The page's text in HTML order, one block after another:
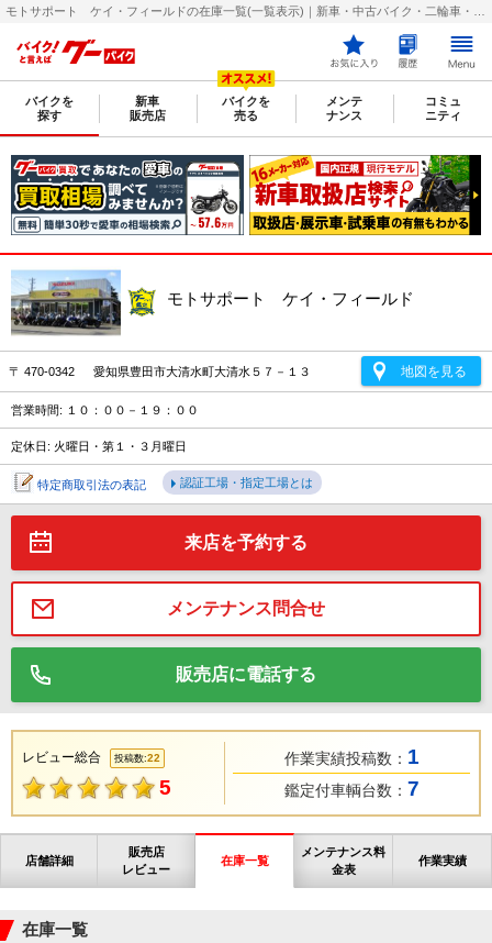
バイクを
探す
新車
販売店
バイクを
売る
メンテ
ナンス
コミュ
ニティ
モトサポート ケイ・フィールド
〒 470-0342 愛知県豊田市大清水町大清水５７－１３ 地図を見る
営業時間: １０：００－１９：００
定休日: 火曜日・第１・３月曜日
特定商取引法の表記 認証工場・指定工場とは
来店を予約する
メンテナンス問合せ
販売店に電話する
レビュー総合 投稿数:22
5
作業実績投稿数： 1
鑑定付車輌台数： 7
店舗詳細
販売店
レビュー
在庫一覧
メンテナンス料
金表
作業実績
在庫一覧